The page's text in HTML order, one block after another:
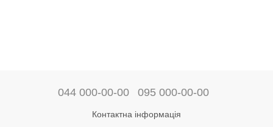
044 000-00-00 095 000-00-00
Контактна інформація